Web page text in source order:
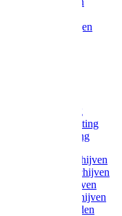
Aanlegringen
Voetketting
Scheepsketting
Victorketting
Afbraamschijven
Doorslijpschijven
Lamelschijven
Diamantschijven
Laselektroden